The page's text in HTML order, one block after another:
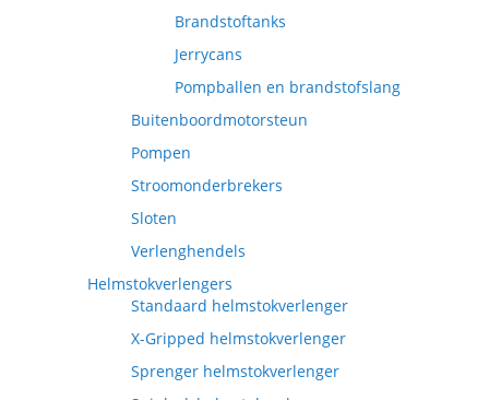
Brandstoftanks
Jerrycans
Pompballen en brandstofslang
Buitenboordmotorsteun
Pompen
Stroomonderbrekers
Sloten
Verlenghendels
Helmstokverlengers
Standaard helmstokverlenger
X-Gripped helmstokverlenger
Sprenger helmstokverlenger